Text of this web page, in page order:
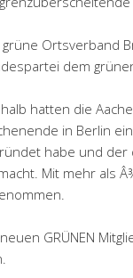
grüne Ortsverband
dem
hatten die
in Berlin
habe und der
Mit mehr als
GRÜNEN